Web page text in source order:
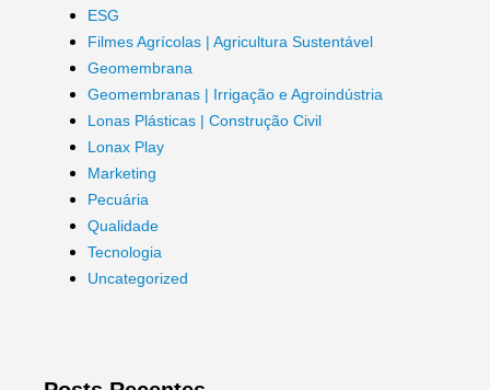
ESG
Filmes Agrícolas | Agricultura Sustentável
Geomembrana
Geomembranas | Irrigação e Agroindústria
Lonas Plásticas | Construção Civil
Lonax Play
Marketing
Pecuária
Qualidade
Tecnologia
Uncategorized